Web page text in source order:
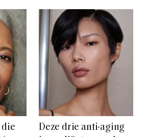
die
Deze drie anti-aging